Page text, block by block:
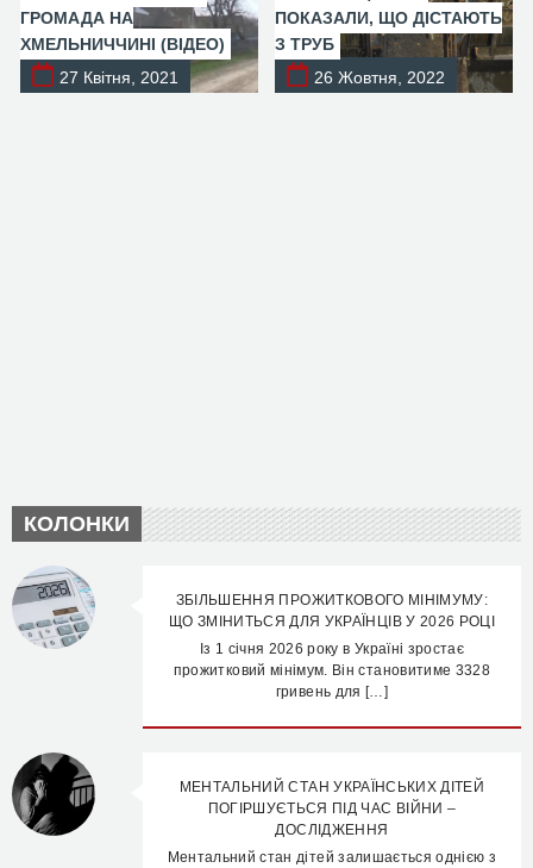
ГРОМАДА НА
ХМЕЛЬНИЧЧИНІ (ВІДЕО)
27 Квітня, 2021
ПОКАЗАЛИ, ЩО ДІСТАЮТЬ
З ТРУБ
26 Жовтня, 2022
КОЛОНКИ
ЗБІЛЬШЕННЯ ПРОЖИТКОВОГО МІНІМУМУ:
ЩО ЗМІНИТЬСЯ ДЛЯ УКРАЇНЦІВ У 2026 РОЦІ
Із 1 січня 2026 року в Україні зростає
прожитковий мінімум. Він становитиме 3328
гривень для […]
МЕНТАЛЬНИЙ СТАН УКРАЇНСЬКИХ ДІТЕЙ
ПОГІРШУЄТЬСЯ ПІД ЧАС ВІЙНИ –
ДОСЛІДЖЕННЯ
Ментальний стан дітей залишається однією з